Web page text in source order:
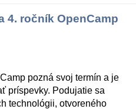
4. ročník OpenCamp
pozná svoj termín a je
príspevky. Podujatie sa
technológii, otvoreného